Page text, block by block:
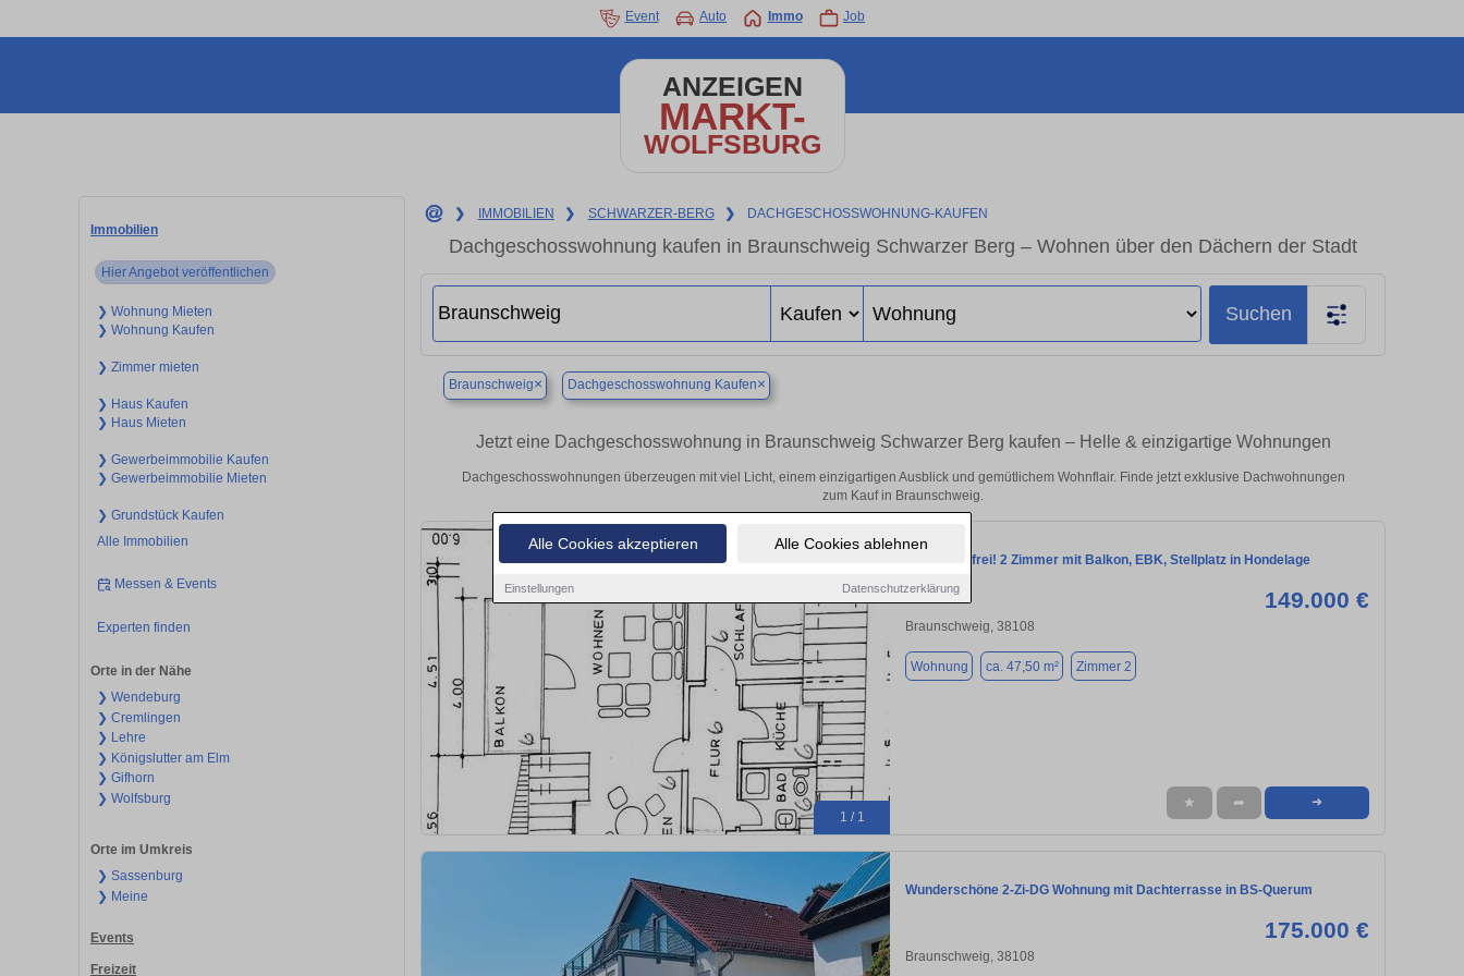
Alle Cookies akzeptieren Alle Cookies ablehnen
Einstellungen Datenschutzerklärung
Event Auto Immo Job
ANZEIGEN
MARKT-
WOLFSBURG
Immobilien
Hier Angebot veröffentlichen
❯ Wohnung Mieten
❯ Wohnung Kaufen
❯ Zimmer mieten
❯ Haus Kaufen
❯ Haus Mieten
❯ Gewerbeimmobilie Kaufen
❯ Gewerbeimmobilie Mieten
❯ Grundstück Kaufen
Alle Immobilien
Messen & Events
Experten finden
Orte in der Nähe
❯ Wendeburg
❯ Cremlingen
❯ Lehre
❯ Königslutter am Elm
❯ Gifhorn
❯ Wolfsburg
Orte im Umkreis
❯ Sassenburg
❯ Meine
Events
Freizeit
❯ IMMOBILIEN ❯ SCHWARZER-BERG ❯ DACHGESCHOSSWOHNUNG-KAUFEN
Dachgeschosswohnung kaufen in Braunschweig Schwarzer Berg – Wohnen über den Dächern der Stadt
Suchen
Braunschweig× Dachgeschosswohnung Kaufen×
Jetzt eine Dachgeschosswohnung in Braunschweig Schwarzer Berg kaufen – Helle & einzigartige Wohnungen
Dachgeschosswohnungen überzeugen mit viel Licht, einem einzigartigen Ausblick und gemütlichem Wohnflair. Finde jetzt exklusive Dachwohnungen
zum Kauf in Braunschweig.
1 / 1
Provisionsfrei! 2 Zimmer mit Balkon, EBK, Stellplatz in Hondelage
149.000 €
Braunschweig, 38108
Wohnung ca. 47,50 m² Zimmer 2
★ ➦ ➜
Wunderschöne 2-Zi-DG Wohnung mit Dachterrasse in BS-Querum
175.000 €
Braunschweig, 38108